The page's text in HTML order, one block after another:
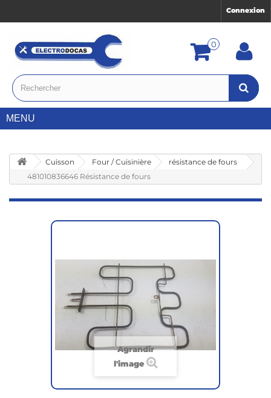
Connexion
0
MENU
Cuisson Four / Cuisinière
résistance de fours
481010836646 Résistance de fours
Agrandir
l'image